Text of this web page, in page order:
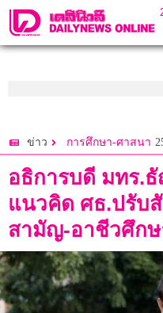
ข่าว การศึกษา-ศาสนา
อธิการบดี มทร.
แนวคิด ศธ.ปรับ
สามัญ-อาชีวศึก